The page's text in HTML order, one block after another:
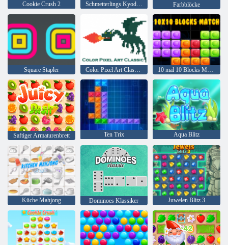
Cookie Crush 2 Schmetterlings Kyodai HD Farbblöcke
Square Stapler Color Pixel Art Classic Classic 10 mal 10 Blocks Match
Saftiger Armaturenbrett Ten Trix Aqua Blitz
Küche Mahjong Dominoes Klassiker Juwelen Blitz 3